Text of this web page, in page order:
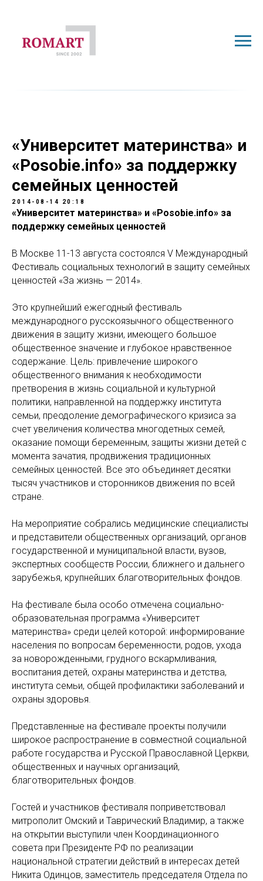
«Университет материнства» и
«Posobie.info» за поддержку
семейных ценностей
2014-08-14 20:18
«Университет материнства» и «Posobie.info» за
поддержку семейных ценностей
В Москве 11-13 августа состоялся V Международный
Фестиваль социальных технологий в защиту семейных
ценностей «За жизнь — 2014».
Это крупнейший ежегодный фестиваль
международного русскоязычного общественного
движения в защиту жизни, имеющего большое
общественное значение и глубокое нравственное
содержание. Цель: привлечение широкого
общественного внимания к необходимости
претворения в жизнь социальной и культурной
политики, направленной на поддержку института
семьи, преодоление демографического кризиса за
счет увеличения количества многодетных семей,
оказание помощи беременным, защиты жизни детей с
момента зачатия, продвижения традиционных
семейных ценностей. Все это объединяет десятки
тысяч участников и сторонников движения по всей
стране.
На мероприятие собрались медицинские специалисты
и представители общественных организаций, органов
государственной и муниципальной власти, вузов,
экспертных сообществ России, ближнего и дальнего
зарубежья, крупнейших благотворительных фондов.
На фестивале была особо отмечена социально-
образовательная программа «Университет
материнства» среди целей которой: информирование
населения по вопросам беременности, родов, ухода
за новорожденными, грудного вскармливания,
воспитания детей, охраны материнства и детства,
института семьи, общей профилактики заболеваний и
охраны здоровья.
Представленные на фестивале проекты получили
широкое распространение в совместной социальной
работе государства и Русской Православной Церкви,
общественных и научных организаций,
благотворительных фондов.
Гостей и участников фестиваля поприветствовал
митрополит Омский и Таврический Владимир, а также
на открытии выступили член Координационного
совета при Президенте РФ по реализации
национальной стратегии действий в интересах детей
Никита Одинцов, заместитель председателя Отдела по